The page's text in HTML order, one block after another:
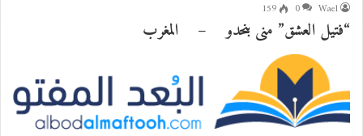
Wael
0
159
“فتيل العشق” منى بنحدو – المغرب